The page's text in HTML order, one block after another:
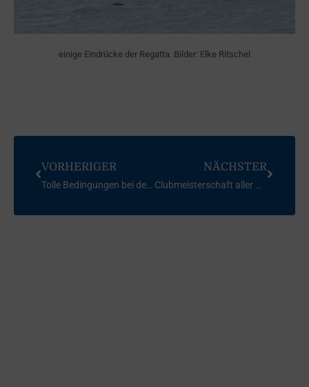
einige Eindrücke der Regatta. Bilder: Elke Ritschel
VORHERIGER
Tolle Bedingungen bei der 55. INT FD Kuhschelle
NÄCHSTER
Clubmeisterschaft aller Klassen